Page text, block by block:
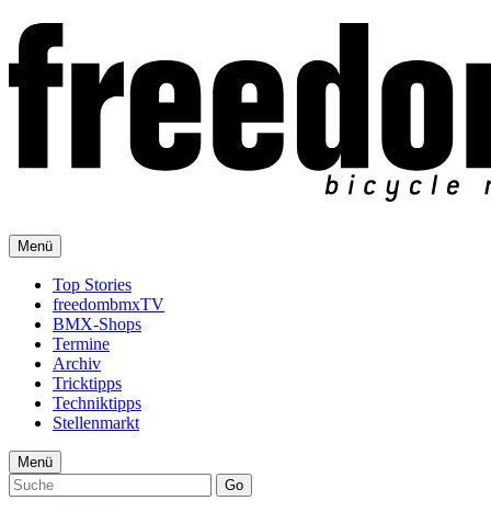
Menü
Top Stories
freedombmxTV
BMX-Shops
Termine
Archiv
Tricktipps
Techniktipps
Stellenmarkt
Menü
Go